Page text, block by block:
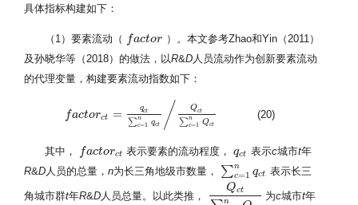
具体指标构建如下：
（1）要素流动（ factor
factor
）。本文参考Zhao和Yin（2011）
及孙晓华等（2018）的做法，以R&D 人员流动作为创新要素流动
的代理变量，构建要素流动指数如下：
factorct = qct
∑n
c=1 qct / Qct
∑n
c=1 Qct
factorct=q ct∑c=1nqc /Q ct∑c=1n (20)
其中， factorct
factorct 表示要素的流动程度， qct
qct 表示c城市t年
R&D 人员的总量，n为长三角地级市数量， ∑n
c=1 qct
∑ c= n qct 表示长三
角城市群t年R&D 人员总量。以此类推，
Qct
n
Qct∑c=1nQ ct
为c城市t年